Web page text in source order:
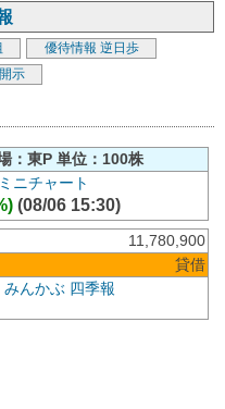
優待情報 逆日歩
示
：東P 単位：100株
(08/06 15:30)
11,780,900
貸借
みんかぶ 四季報